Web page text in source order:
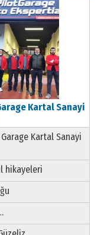
Kartal Sanayi
Kartal Sanayi
hikayeleri